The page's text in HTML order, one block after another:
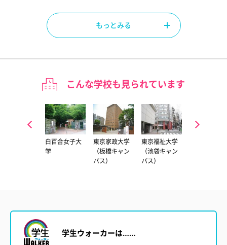
もっとみる
こんな学校も見られています
白百合女子大
学
東京家政大学
（板橋キャン
パス）
東京福祉大学
（池袋キャン
パス）
学生ウォーカーは……